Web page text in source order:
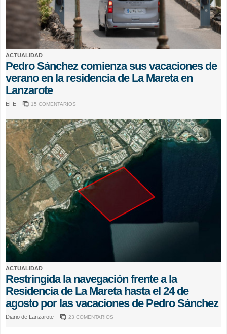
ACTUALIDAD
Pedro Sánchez comienza sus vacaciones de
verano en la residencia de La Mareta en
Lanzarote
EFE 15 COMENTARIOS
ACTUALIDAD
Restringida la navegación frente a la
Residencia de La Mareta hasta el 24 de
agosto por las vacaciones de Pedro Sánchez
Diario de Lanzarote 23 COMENTARIOS